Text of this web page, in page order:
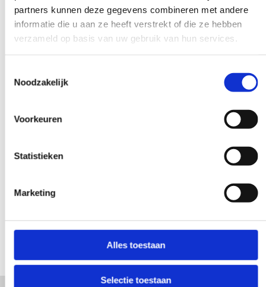
partners kunnen deze gegevens combineren met andere
informatie die u aan ze heeft verstrekt of die ze hebben
verzameld op basis van uw gebruik van hun services.
Noodzakelijk
Voorkeuren
Statistieken
Marketing
Alles toestaan
Selectie toestaan
Vroeg en laat beschikbaar
maar even kan - mogelijk.
Bijzonder verzoek?